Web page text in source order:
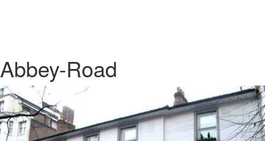
Abbey-Road